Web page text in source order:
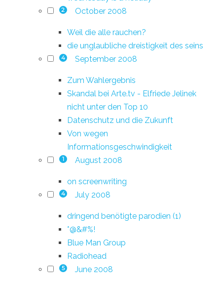
2 October 2008
Weil die alle rauchen?
die unglaubliche dreistigkeit des seins
4 September 2008
Zum Wahlergebnis
Skandal bei Arte.tv - Elfriede Jelinek
nicht unter den Top 10
Datenschutz und die Zukunft
Von wegen
Informationsgeschwindigkeit
1 August 2008
on screenwriting
4 July 2008
dringend benötigte parodien (1)
*@&#%!
Blue Man Group
Radiohead
5 June 2008